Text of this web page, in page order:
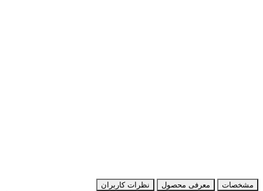
مشخصات معرفی محصول نظرات کاربران